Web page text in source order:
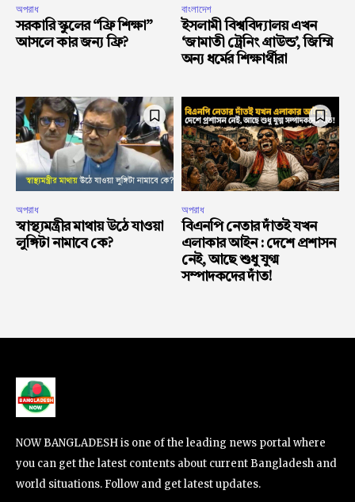
অপরাধ
সরকারি স্কুলের “ফ্রি শিক্ষা”
আসলে কার জন্য ফ্রি?
বাংলাদেশ
ইসলামী বিশ্ববিদ্যালয় এখন
‘জামাতী ট্রেনিং গ্রাউন্ড’, জিম্মি
অন্য ধর্মের শিক্ষার্থীরা
অপরাধ
স্বাস্থ্যমন্ত্রীর মাথায় উঠে যাওয়া
লুঙ্গিটা নামাবে কে?
অপরাধ
বিএনপি নেতার দাঁতই যখন
এলাকার আইন : দেশে প্রশাসন
নেই, আছে শুধু যুগ্ম
সম্পাদকদের দাঁত!
NOW BANGLADESH is one of the leading news portal where
you can get the latest contents about current Bangladesh and
world situations. Follow and get latest updates.